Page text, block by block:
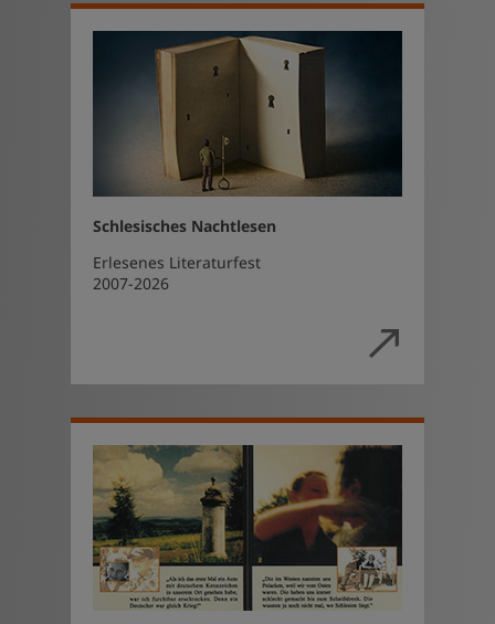
Schlesisches Nachtlesen
Erlesenes Literaturfest
2007-2026